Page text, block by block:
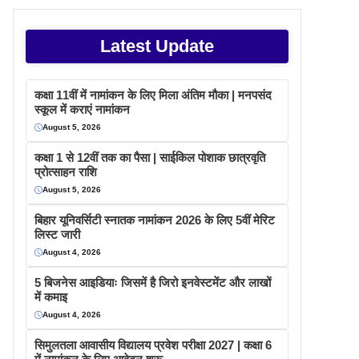
Latest Update
कक्षा 11वीं में नामांकन के लिए मिला अंतिम मौका | मनपसंद
स्कूल में कराएं नामांकन
August 5, 2026
कक्षा 1 से 12वीं तक का पैसा | साईकिल पोशाक छात्रवृति
प्रोत्साहन राशि
August 5, 2026
बिहार यूनिवर्सिटी स्नातक नामांकन 2026 के लिए 5वीं मेरिट
लिस्ट जारी
August 4, 2026
5 बिजनेस आइडियाः जिसमें है जिरो इनवेस्टमेंट और लाखों
में कमाइ
August 4, 2026
सिमुलतला आवासीय विद्यालय प्रवेश परीक्षा 2027 | कक्षा 6